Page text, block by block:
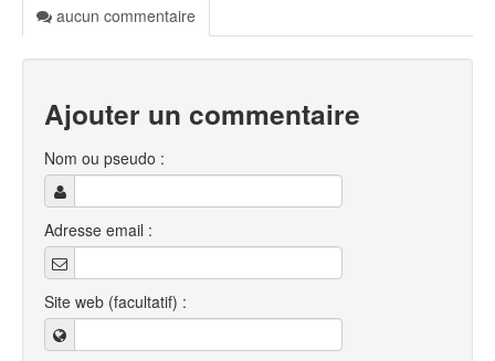
aucun commentaire
Ajouter un commentaire
Nom ou pseudo :
Adresse email :
Site web (facultatif) :